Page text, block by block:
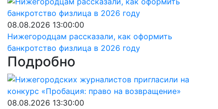
08.08.2026 13:00:00
Нижегородцам рассказали, как оформить
банкротство физлица в 2026 году
Подробно
08.08.2026 13:30:00